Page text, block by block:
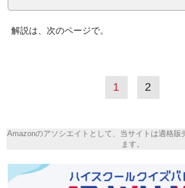
解説は、次のページで。
1 2
Amazonのアソシエイトとして、当サイトは適格販
ます。